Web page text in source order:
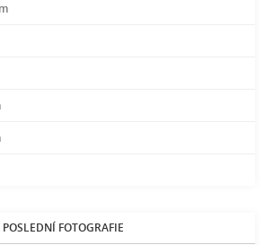
POSLEDNÍ FOTOGRAFIE